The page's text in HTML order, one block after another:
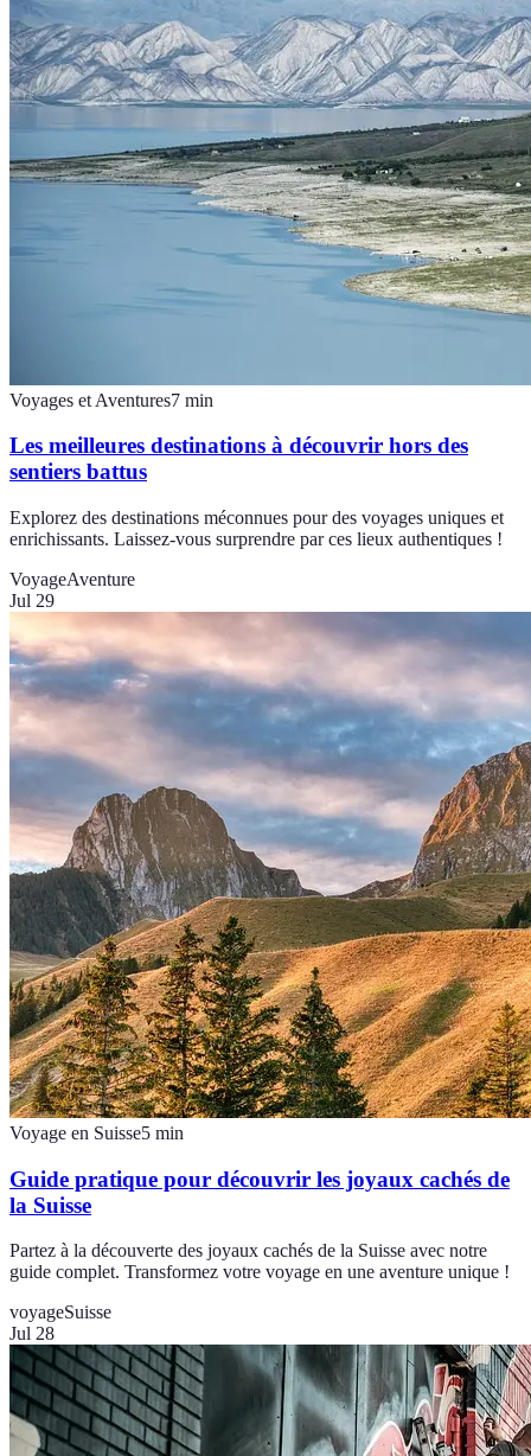
Voyages et Aventures7 min
Les meilleures destinations à découvrir hors des
sentiers battus
Explorez des destinations méconnues pour des voyages uniques et
enrichissants. Laissez-vous surprendre par ces lieux authentiques !
VoyageAventure
Jul 29
Voyage en Suisse5 min
Guide pratique pour découvrir les joyaux cachés de
la Suisse
Partez à la découverte des joyaux cachés de la Suisse avec notre
guide complet. Transformez votre voyage en une aventure unique !
voyageSuisse
Jul 28